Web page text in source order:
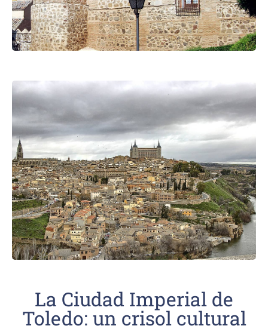
La Ciudad Imperial de
Toledo: un crisol cultural